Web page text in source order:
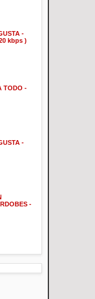
-
kbps )
TODO -
-
-